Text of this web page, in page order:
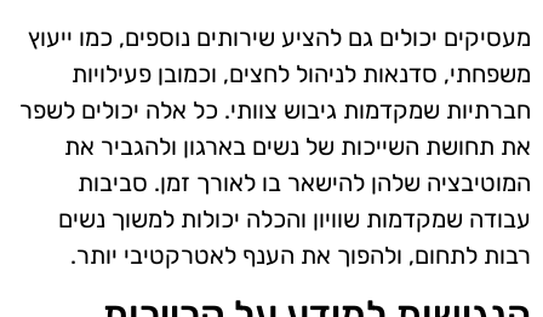
מעסיקים יכולים גם להציע שירותים נוספים, כמו ייעוץ
משפחתי, סדנאות לניהול לחצים, וכמובן פעילויות
חברתיות שמקדמות גיבוש צוותי. כל אלה יכולים לשפר
את תחושת השייכות של נשים בארגון ולהגביר את
המוטיבציה שלהן להישאר בו לאורך זמן. סביבות
עבודה שמקדמות שוויון והכלה יכולות למשוך נשים
רבות לתחום, ולהפוך את הענף לאטרקטיבי יותר.